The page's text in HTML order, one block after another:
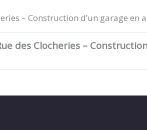
– Construction d’un garage en
des Clocheries –